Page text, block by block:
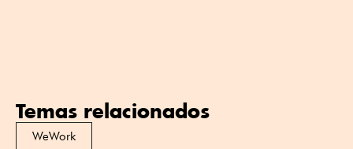
Temas relacionados
WeWork